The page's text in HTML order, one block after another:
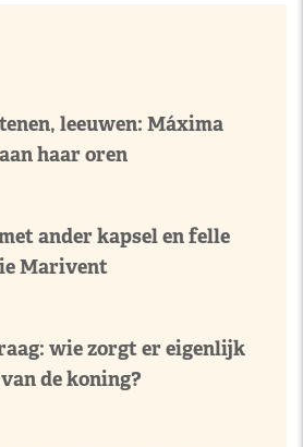
leeuwen: Máxima
haar oren
ander kapsel en felle
Marivent
wie zorgt er eigenlijk
de koning?